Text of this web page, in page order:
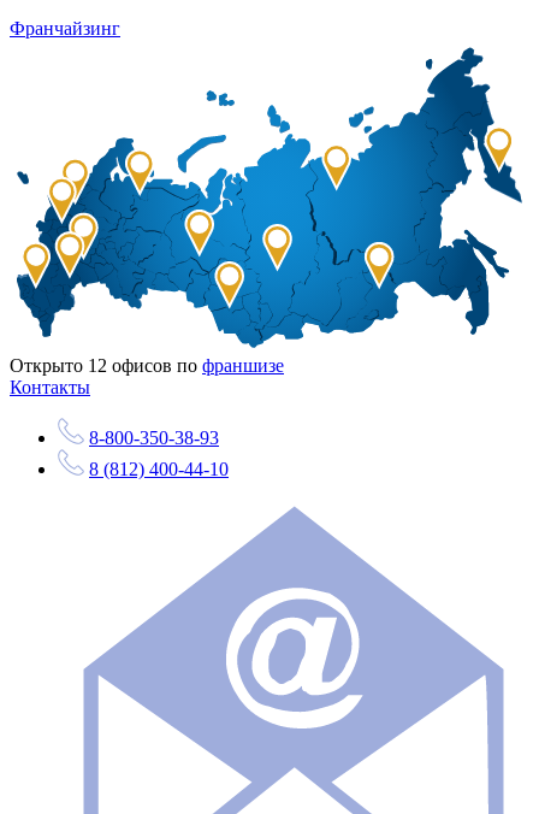
Франчайзинг
Открыто 12 офисов по франшизе
Контакты
8-800-350-38-93
8 (812) 400-44-10